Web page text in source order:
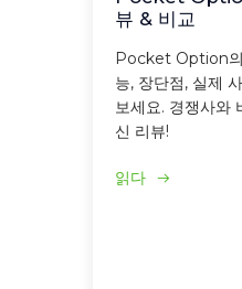
뷰 & 비교
Pocket Option의
능, 장단점, 실제
보세요. 경쟁사와
신 리뷰!
읽다